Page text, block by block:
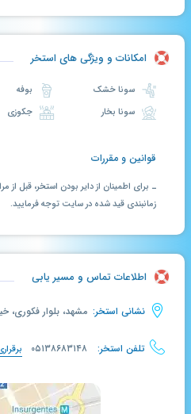
امکانات و ویژگی های استخر
سونا خشک
سونا بخار
جکوزی
قوانین و مقررات
ـ برای اطمینان از دایر بودن استخر، قبل
زمانبندی قید شده در سایت توجه فرمایید.
اطلاعات تماس و مسیر یابی
نشانی استخر: مشهد، بلوار فکوری،
تلفن استخر: ۰۵۱۳۸۶۸۳۱۴۸